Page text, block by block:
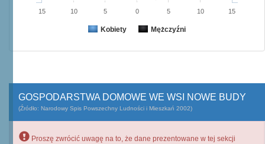
Kobiety Mężczyźni
15 10 5 0 5 10 15
GOSPODARSTWA DOMOWE WE WSI NOWE BUDY
(Źródło: Narodowy Spis Powszechny Ludności i Mieszkań 2002)
Proszę zwrócić uwagę na to, że dane prezentowane w tej sekcji